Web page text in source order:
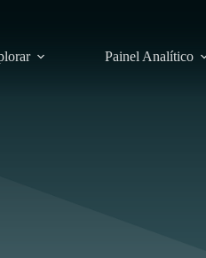
Painel Analítico